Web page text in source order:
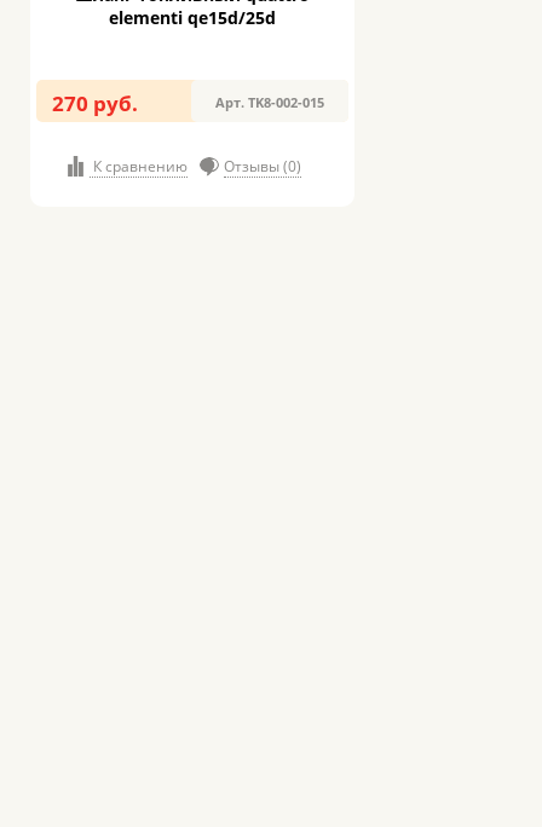
elementi qe15d/25d
270 руб. Арт. TK8-002-015
К сравнению Отзывы (0)